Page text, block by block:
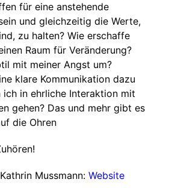
für eine anstehende
und gleichzeitig die Werte,
zu halten? Wie erschaffe
Raum für Veränderung?
mit meiner Angst um?
klare Kommunikation dazu
ich in ehrliche Interaktion mit
gehen? Das und mehr gibt es
die Ohren
Mussmann: Website